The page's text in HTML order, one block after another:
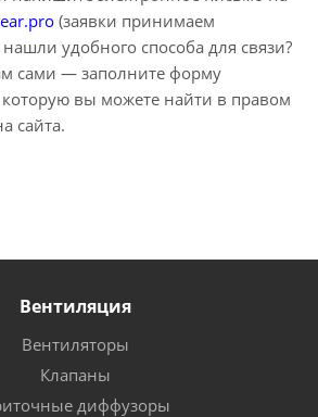
(заявки принимаем
удобного способа для связи?
сами — заполните форму
которую вы можете найти в правом
сайта.
Вентиляция
Вентиляторы
Клапаны
диффузоры